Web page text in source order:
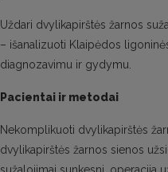
Uždari dvylikapirštės žarnos
– išanalizuoti Klaipėdos
diagnozavimu ir gydymu.
Pacientai ir metodai
Nekomplikuoti dvylikapirštės
dvylikapirštės žarnos sienos